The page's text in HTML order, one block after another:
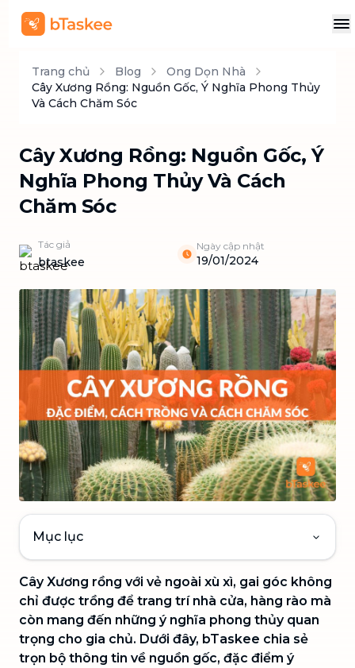
Trang chủ Blog
Ong Dọn Nhà
Cây Xương Rồng: Nguồn Gốc, Ý Nghĩa Phong Thủy
Và Cách Chăm Sóc
Cây Xương Rồng: Nguồn Gốc, Ý
Nghĩa Phong Thủy Và Cách
Chăm Sóc
Tác giả
btaskee
Ngày cập nhật
19/01/2024
Mục lục
Cây Xương rồng với vẻ ngoài xù xì, gai góc không
chỉ được trồng để trang trí nhà cửa, hàng rào mà
còn mang đến những ý nghĩa phong thủy quan
trọng cho gia chủ. Dưới đây, bTaskee chia sẻ
trọn bộ thông tin về nguồn gốc, đặc điểm ý